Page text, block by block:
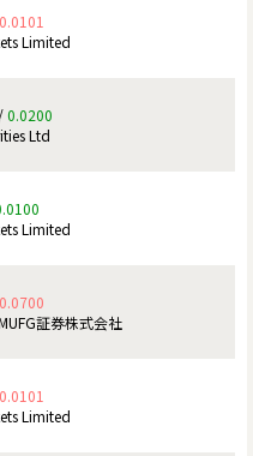
Limited
0.0200
Ltd
Limited
証券株式会社
Limited